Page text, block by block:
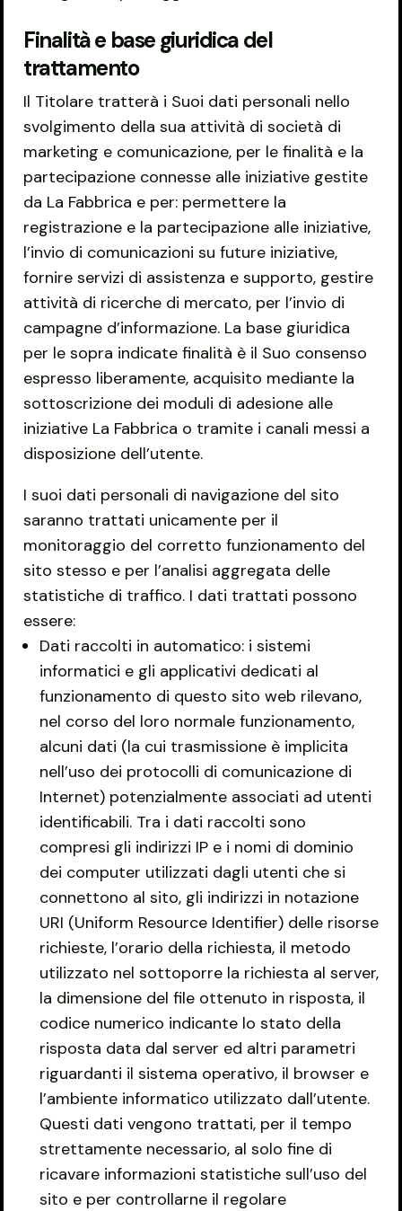
Finalità e base giuridica del
trattamento
Il Titolare tratterà i Suoi dati personali nello
svolgimento della sua attività di società di
marketing e comunicazione, per le finalità e la
partecipazione connesse alle iniziative gestite
da La Fabbrica e per: permettere la
registrazione e la partecipazione alle iniziative,
l’invio di comunicazioni su future iniziative,
fornire servizi di assistenza e supporto, gestire
attività di ricerche di mercato, per l’invio di
campagne d’informazione. La base giuridica
per le sopra indicate finalità è il Suo consenso
espresso liberamente, acquisito mediante la
sottoscrizione dei moduli di adesione alle
iniziative La Fabbrica o tramite i canali messi a
disposizione dell’utente.
I suoi dati personali di navigazione del sito
saranno trattati unicamente per il
monitoraggio del corretto funzionamento del
sito stesso e per l’analisi aggregata delle
statistiche di traffico. I dati trattati possono
essere:
Dati raccolti in automatico: i sistemi
informatici e gli applicativi dedicati al
funzionamento di questo sito web rilevano,
nel corso del loro normale funzionamento,
alcuni dati (la cui trasmissione è implicita
nell’uso dei protocolli di comunicazione di
Internet) potenzialmente associati ad utenti
identificabili. Tra i dati raccolti sono
compresi gli indirizzi IP e i nomi di dominio
dei computer utilizzati dagli utenti che si
connettono al sito, gli indirizzi in notazione
URI (Uniform Resource Identifier) delle risorse
richieste, l’orario della richiesta, il metodo
utilizzato nel sottoporre la richiesta al server,
la dimensione del file ottenuto in risposta, il
codice numerico indicante lo stato della
risposta data dal server ed altri parametri
riguardanti il sistema operativo, il browser e
l’ambiente informatico utilizzato dall’utente.
Questi dati vengono trattati, per il tempo
strettamente necessario, al solo fine di
ricavare informazioni statistiche sull’uso del
sito e per controllarne il regolare